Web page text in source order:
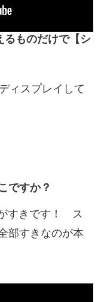
るものだけで【シ
ィスプレイして
ですか？
すきです！ ス
部すきなのが本